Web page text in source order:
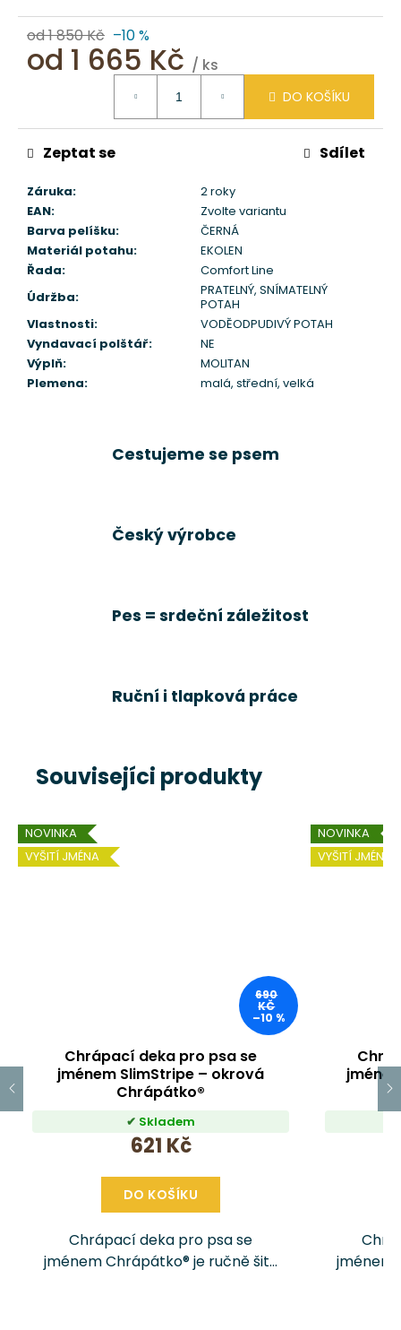
od 1 850 Kč –10 %
od 1 665 Kč / ks
DO KOŠÍKU
Záruka:
2 roky
EAN:
Zvolte variantu
Barva pelíšku:
ČERNÁ
Materiál potahu:
EKOLEN
Řada:
Comfort Line
Údržba:
PRATELNÝ, SNÍMATELNÝ
POTAH
Vlastnosti:
VODĚODPUDIVÝ POTAH
Vyndavací polštář:
NE
Výplň:
MOLITAN
Plemena: malá, střední, velká
Zeptat se Sdílet
Cestujeme se psem
Český výrobce
Pes = srdeční záležitost
Ruční i tlapková práce
Souvisejíci produkty
NOVINKA
VYŠITÍ JMÉNA
690
KČ
–10 %
Chrápací deka pro psa se
jménem SlimStripe – okrová
Chrápátko®
Skladem
621 Kč
DO KOŠÍKU
Chrápací deka pro psa se
jménem Chrápátko® je ručně šitý
NOVINKA
VYŠITÍ JMÉNA
jménem
611
Kč